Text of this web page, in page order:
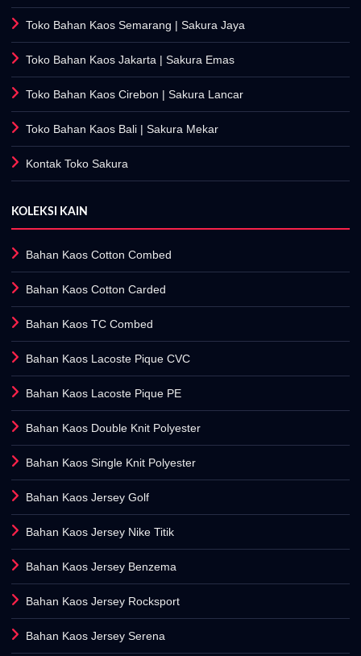
Toko Bahan Kaos Semarang | Sakura Jaya
Toko Bahan Kaos Jakarta | Sakura Emas
Toko Bahan Kaos Cirebon | Sakura Lancar
Toko Bahan Kaos Bali | Sakura Mekar
Kontak Toko Sakura
KOLEKSI KAIN
Bahan Kaos Cotton Combed
Bahan Kaos Cotton Carded
Bahan Kaos TC Combed
Bahan Kaos Lacoste Pique CVC
Bahan Kaos Lacoste Pique PE
Bahan Kaos Double Knit Polyester
Bahan Kaos Single Knit Polyester
Bahan Kaos Jersey Golf
Bahan Kaos Jersey Nike Titik
Bahan Kaos Jersey Benzema
Bahan Kaos Jersey Rocksport
Bahan Kaos Jersey Serena